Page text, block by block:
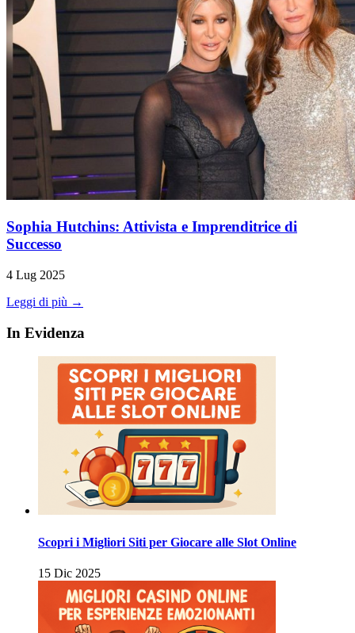
Sophia Hutchins: Attivista e Imprenditrice di
Successo
4 Lug 2025
Leggi di più →
In Evidenza
Scopri i Migliori Siti per Giocare alle Slot Online
15 Dic 2025